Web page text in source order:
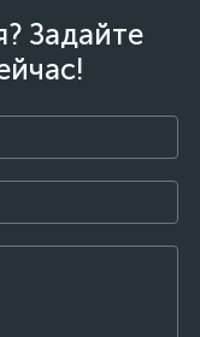
Задайте